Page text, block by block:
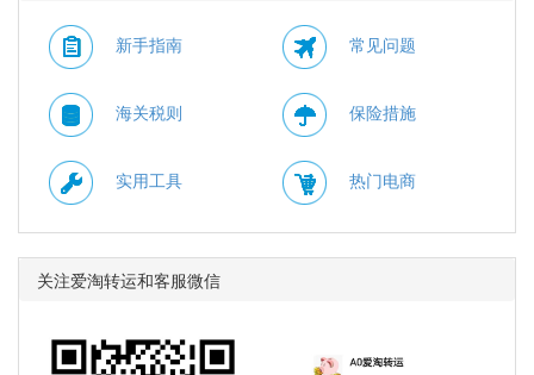
新手指南 常见问题
海关税则 保险措施
实用工具 热门电商
关注爱淘转运和客服微信